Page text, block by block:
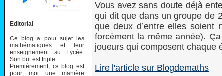
Editorial
Ce blog a pour sujet les
mathématiques et leur
enseignement au Lycée.
Son but est triple.
Premièrement, ce blog est
pour moi une manière
Vous avez sans doute déjà
qui dit que dans un groupe de
que deux d’entre elles soient
forcément la même année).
joueurs qui composent chaque
Lire l'article sur Blogdemaths